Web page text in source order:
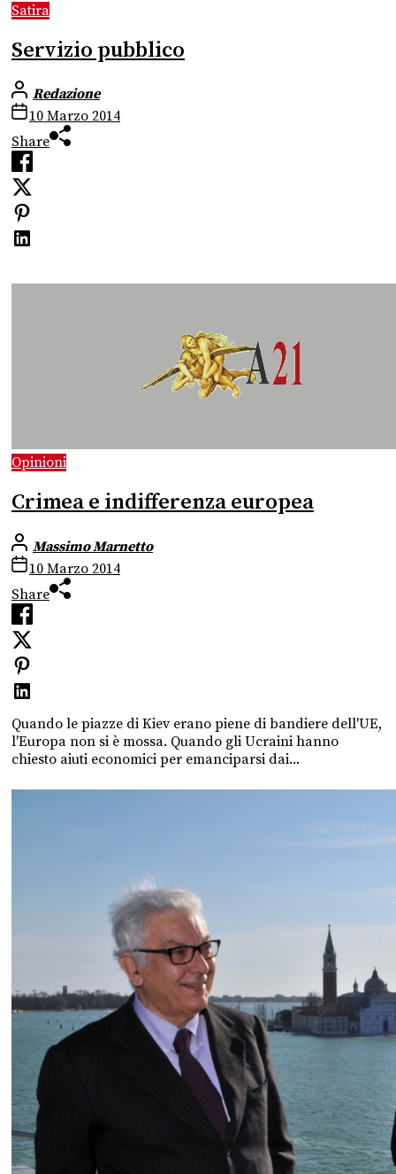
Satira
Servizio pubblico
Redazione
10 Marzo 2014
Share
Opinioni
Crimea e indifferenza europea
Massimo Marnetto
10 Marzo 2014
Share
Quando le piazze di Kiev erano piene di bandiere dell'UE,
l'Europa non si è mossa. Quando gli Ucraini hanno
chiesto aiuti economici per emanciparsi dai...